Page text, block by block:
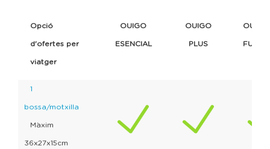
Opció
d'ofertes per
viatger
OUIGO
ESENCIAL
OUIGO
PLUS
OUIGO
FULL
1
bossa/motxilla
Màxim
36x27x15cm